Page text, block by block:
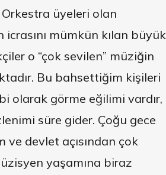
üyeleri olan
mümkün kılan büyük
o “çok sevilen” müziğin
Bu bahsettiğim kişileri
olarak görme eğilimi vardır,
süre gider. Çoğu gece
devlet açısından çok
yaşamına biraz